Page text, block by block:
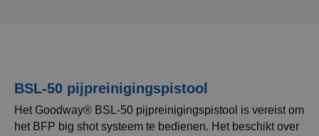
BSL-50 pijpreinigingspistool
Het Goodway® BSL-50 pijpreinigingspistool is vereist om
het BFP big shot systeem te bedienen. Het beschikt over